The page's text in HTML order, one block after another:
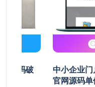
密码破
中小企业
官网源码